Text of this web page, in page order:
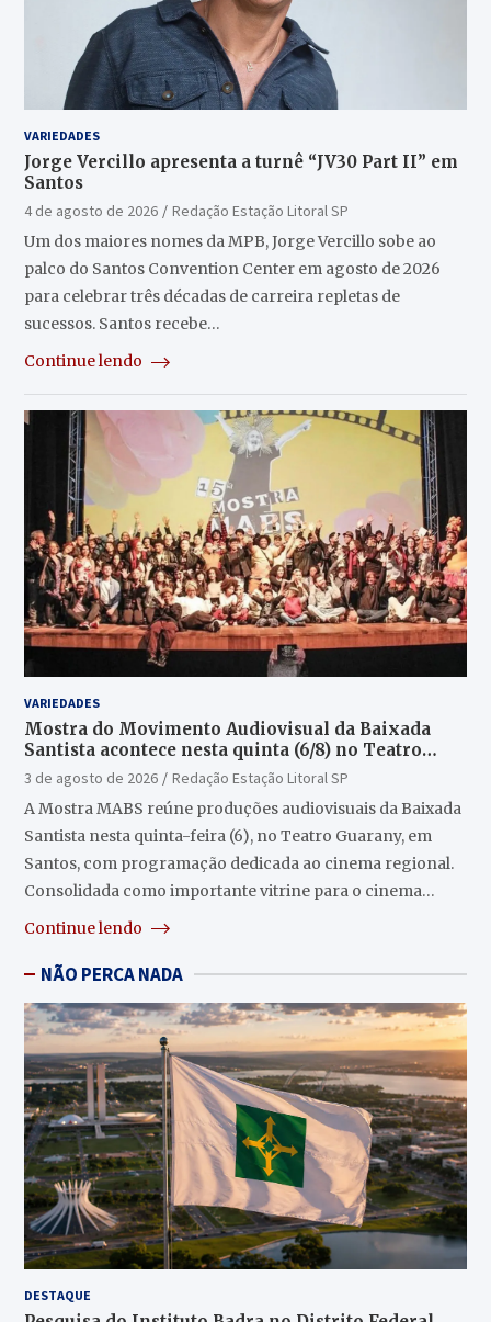
VARIEDADES
Jorge Vercillo apresenta a turnê “JV30 Part II” em
Santos
4 de agosto de 2026
Redação Estação Litoral SP
Um dos maiores nomes da MPB, Jorge Vercillo sobe ao
palco do Santos Convention Center em agosto de 2026
para celebrar três décadas de carreira repletas de
sucessos. Santos recebe…
Continue lendo
VARIEDADES
Mostra do Movimento Audiovisual da Baixada
Santista acontece nesta quinta (6/8) no Teatro
Guarany
3 de agosto de 2026
Redação Estação Litoral SP
A Mostra MABS reúne produções audiovisuais da Baixada
Santista nesta quinta-feira (6), no Teatro Guarany, em
Santos, com programação dedicada ao cinema regional.
Consolidada como importante vitrine para o cinema…
Continue lendo
NÃO PERCA NADA
DESTAQUE